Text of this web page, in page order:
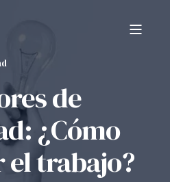
de
¿Cómo
trabajo?